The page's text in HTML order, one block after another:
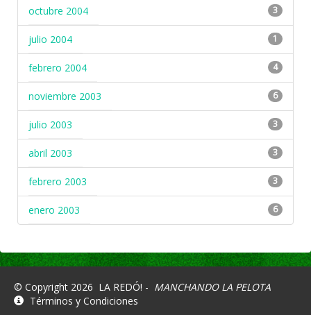
octubre 2004 3
julio 2004 1
febrero 2004 4
noviembre 2003 6
julio 2003 3
abril 2003 3
febrero 2003 3
enero 2003 6
© Copyright 2026 LA REDÓ! - MANCHANDO LA PELOTA
Términos y Condiciones